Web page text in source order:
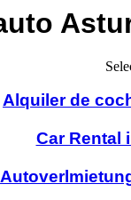
Alquiler de
Car Rental